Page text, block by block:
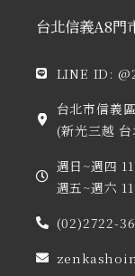
台北信義A8門
LINE ID:
台北市信義
(新光三越
週日~週四
週五~週六
(02)2722-